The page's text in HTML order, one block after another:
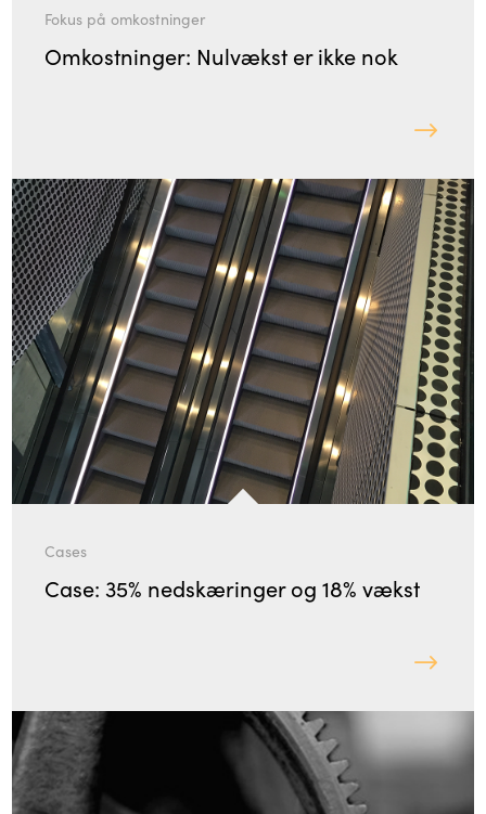
Fokus på omkostninger
Omkostninger: Nulvækst er ikke nok
Cases
Case: 35% nedskæringer og 18% vækst